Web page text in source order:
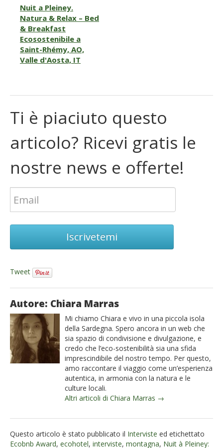
Nuit a Pleiney.
Natura & Relax – Bed
& Breakfast
Ecosostenibile a
Saint-Rhémy, AO,
Valle d'Aosta, IT
Ti è piaciuto questo
articolo? Ricevi gratis le
nostre news e offerte!
Iscrivetemi
Tweet
Autore: Chiara Marras
Mi chiamo Chiara e vivo in una piccola isola
della Sardegna. Spero ancora in un web che
sia spazio di condivisione e divulgazione, e
credo che l’eco-sostenibilità sia una sfida
imprescindibile del nostro tempo. Per questo,
amo raccontare il viaggio come un’esperienza
autentica, in armonia con la natura e le
culture locali.
Altri articoli di Chiara Marras →
Questo articolo è stato pubblicato il Interviste ed etichettato
Ecobnb Award, ecohotel, interviste, montagna, Nuit à Pleiney: